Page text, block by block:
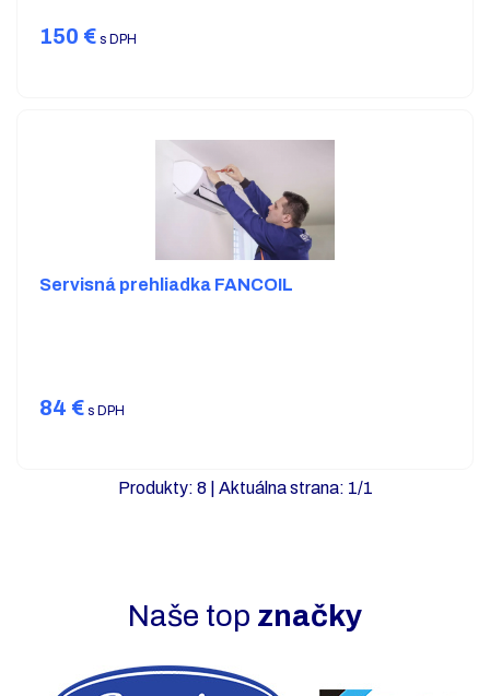
150 € s DPH
Servisná prehliadka FANCOIL
84 € s DPH
Produkty: 8| Aktuálna strana: 1/1
Naše top značky